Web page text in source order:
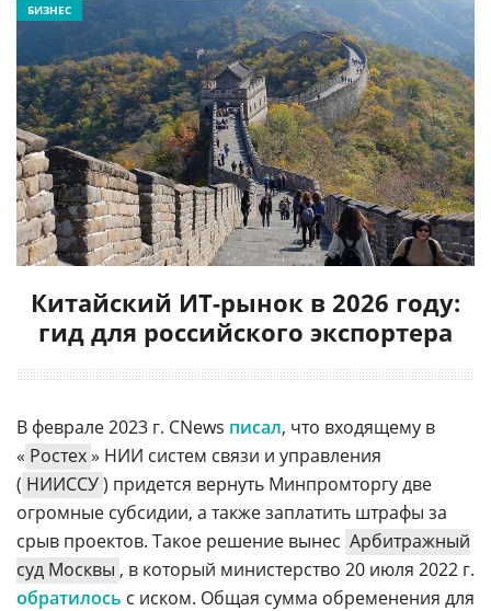
Китайский ИТ-рынок в 2026 году:
гид для российского экспортера
БИЗНЕС
В феврале 2023 г. CNews писал, что входящему в
« Ростех» НИИ систем связи и управления
( НИИССУ) придется вернуть Минпромторгу две
огромные субсидии, а также заплатить штрафы за
срыв проектов. Такое решение вынес Арбитражный
суд Москвы , в который министерство 20 июля 2022 г.
обратилось с иском. Общая сумма обременения для